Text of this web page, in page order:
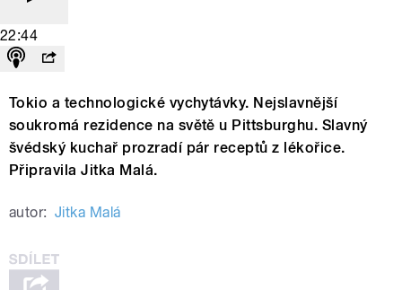
22:44
Tokio a technologické vychytávky. Nejslavnější
soukromá rezidence na světě u Pittsburghu. Slavný
švédský kuchař prozradí pár receptů z lékořice.
Připravila Jitka Malá.
autor: Jitka Malá